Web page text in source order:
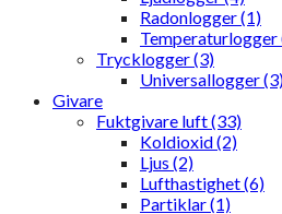
Radonlogger (1)
Temperaturlogger
Trycklogger (3)
Universallogger
Givare
Fuktgivare luft (33)
Koldioxid (2)
Ljus (2)
Lufthastighet (6)
Partiklar (1)